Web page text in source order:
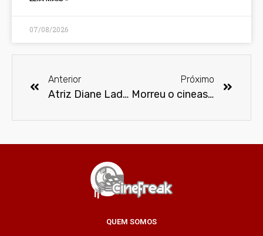
07/08/2026
Anterior
Atriz Diane Ladd morre aos 89 anos
Próximo
Morreu o cineasta Lee Tamahori aos 75 anos
QUEM SOMOS